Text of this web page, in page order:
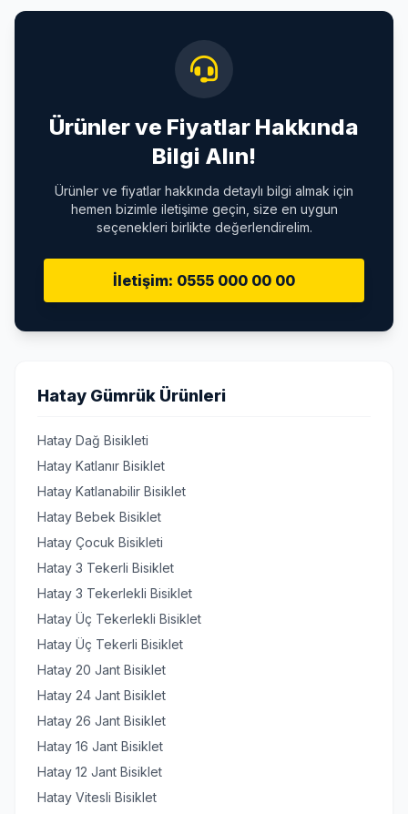
Ürünler ve Fiyatlar Hakkında
Bilgi Alın!
Ürünler ve fiyatlar hakkında detaylı bilgi almak için
hemen bizimle iletişime geçin, size en uygun
seçenekleri birlikte değerlendirelim.
İletişim: 0555 000 00 00
Hatay Gümrük Ürünleri
Hatay Dağ Bisikleti
Hatay Katlanır Bisiklet
Hatay Katlanabilir Bisiklet
Hatay Bebek Bisiklet
Hatay Çocuk Bisikleti
Hatay 3 Tekerli Bisiklet
Hatay 3 Tekerlekli Bisiklet
Hatay Üç Tekerlekli Bisiklet
Hatay Üç Tekerli Bisiklet
Hatay 20 Jant Bisiklet
Hatay 24 Jant Bisiklet
Hatay 26 Jant Bisiklet
Hatay 16 Jant Bisiklet
Hatay 12 Jant Bisiklet
Hatay Vitesli Bisiklet